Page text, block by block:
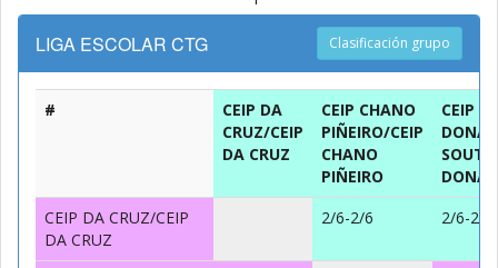
LIGA ESCOLAR CTG Clasificación grupo
#
CEIP DA
CRUZ/CEIP
DA CRUZ
CEIP CHANO
PIÑEIRO/CEIP
CHANO
PIÑEIRO
CEIP
SOUTO
DONAS
CEIP DA CRUZ/CEIP
DA CRUZ
2/6-2/6 2/6-2/6